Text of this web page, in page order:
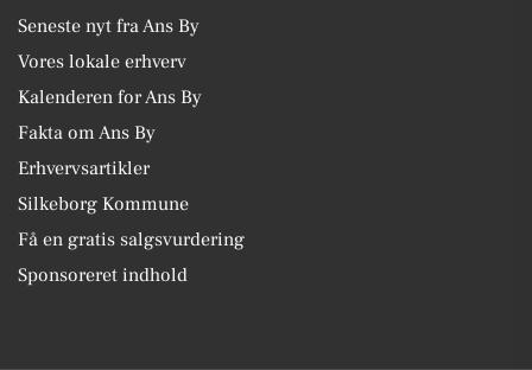
Seneste nyt fra Ans By
Vores lokale erhverv
Kalenderen for Ans By
Fakta om Ans By
Erhvervsartikler
Silkeborg Kommune
Få en gratis salgsvurdering
Sponsoreret indhold